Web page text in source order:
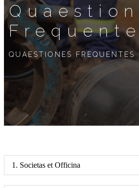
QUAESTIONES FREQUENTES
1. Societas et Officina